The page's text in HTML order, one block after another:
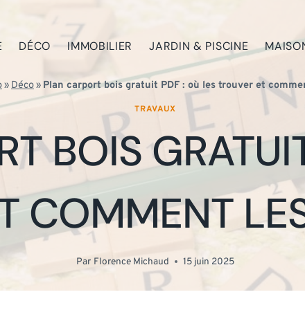
DÉCO IMMOBILIER JARDIN & PISCINE
»Déco» Plan carport bois gratuit PDF : où les trouver et
TRAVAUX
BOIS
COMMENT
Par Florence Michaud 15 juin 2025